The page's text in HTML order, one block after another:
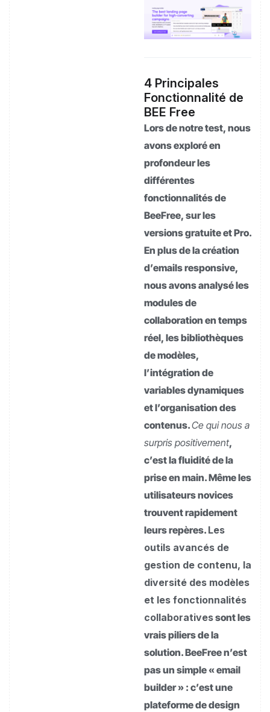
4 Principales
Fonctionnalité de
BEE Free
Lors de notre test, nous
avons exploré en
profondeur les
différentes
fonctionnalités de
BeeFree, sur les
versions gratuite et Pro.
En plus de la création
d’emails responsive,
nous avons analysé les
modules de
collaboration en temps
réel, les bibliothèques
de modèles,
l’intégration de
variables dynamiques
et l’organisation des
contenus.Ce qui nous a
surpris positivement,
c’est la fluidité de la
prise en main. Même les
utilisateurs novices
trouvent rapidement
leurs repères. Les
outils avancés de
gestion de contenu, la
diversité des modèles
et les fonctionnalités
collaborativessont les
vrais piliers de la
solution. BeeFree n’est
pas un simple « email
builder » : c’est une
plateforme de design